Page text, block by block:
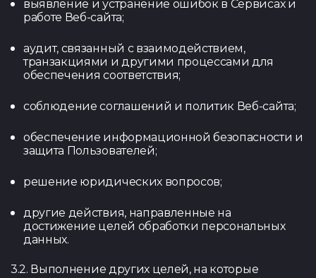
выявление и устранение ошибок в Сервисах и
работе Веб-сайта;
аудит, связанный с взаимодействием,
транзакциями и другими процессами для
обеспечения соответствия;
соблюдение соглашений и политик Веб-сайта;
обеспечение информационной безопасности и
защита Пользователей;
решение юридических вопросов;
другие действия, направленные на
достижение целей обработки персональных
данных.
3.2. Выполнение других целей, на которые